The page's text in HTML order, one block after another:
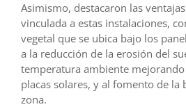
Asimismo, destacaron las
vinculada a estas instalaciones,
vegetal que se ubica bajo los
a la reducción de la erosión del
temperatura ambiente
placas solares, y al fomento de la
zona.